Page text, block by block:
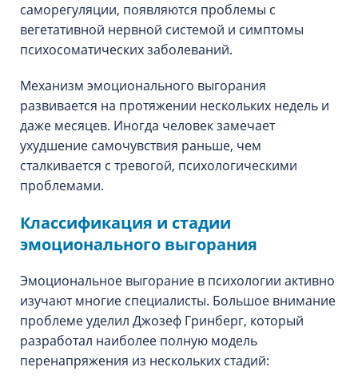
саморегуляции, появляются проблемы с
вегетативной нервной системой и симптомы
психосоматических заболеваний.
Механизм эмоционального выгорания
развивается на протяжении нескольких недель и
даже месяцев. Иногда человек замечает
ухудшение самочувствия раньше, чем
сталкивается с тревогой, психологическими
проблемами.
Классификация и стадии
эмоционального выгорания
Эмоциональное выгорание в психологии активно
изучают многие специалисты. Большое внимание
проблеме уделил Джозеф Гринберг, который
разработал наиболее полную модель
перенапряжения из нескольких стадий: